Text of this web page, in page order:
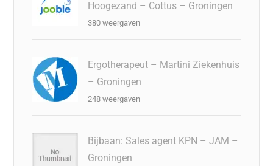
Hoogezand – Cottus – Groningen
380 weergaven
Ergotherapeut – Martini Ziekenhuis
– Groningen
248 weergaven
Bijbaan: Sales agent KPN – JAM –
Groningen